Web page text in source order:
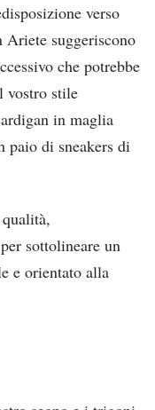
verso
Ariete suggeriscono
che potrebbe
vostro stile
in maglia
paio di sneakers di
sottolineare un
e orientato alla